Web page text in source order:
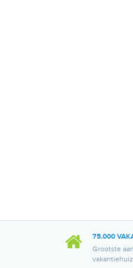
75.000
Grootste